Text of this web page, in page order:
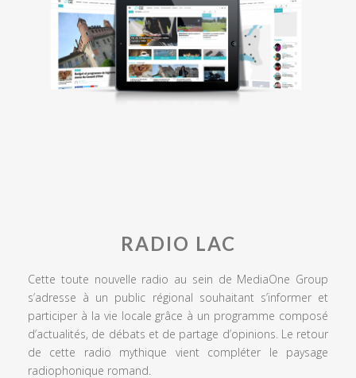
RADIO LAC
Cette toute nouvelle radio au sein de MediaOne Group
s’adresse à un public régional souhaitant s’informer et
participer à la vie locale grâce à un programme composé
d’actualités, de débats et de partage d’opinions. Le retour
de cette radio mythique vient compléter le paysage
radiophonique romand.